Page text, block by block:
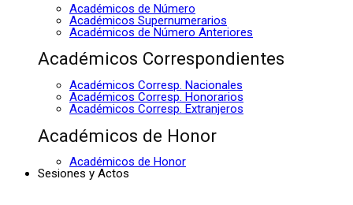
Académicos de Número
Académicos Supernumerarios
Académicos de Número Anteriores
Académicos Correspondientes
Académicos Corresp. Nacionales
Académicos Corresp. Honorarios
Académicos Corresp. Extranjeros
Académicos de Honor
Académicos de Honor
Sesiones y Actos